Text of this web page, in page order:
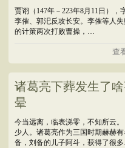
贾诩（147年－223年8月11日）
李傕、郭汜反攻长安。李傕等人
的计策两次打败曹操，…
查
诸葛亮下葬发生了
晕
今当远离，临表涕零，不知所云
少人。诸葛亮作为三国时期赫赫
备，刘备的儿子阿斗，获得了很